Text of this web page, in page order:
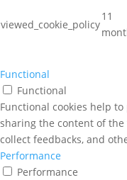
viewed_cookie_policy
11
Functional
Functional
Functional cookies help
sharing the content of
collect feedbacks, and
Performance
Performance